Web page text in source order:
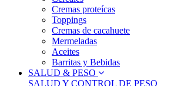
Cremas proteícas
Toppings
Cremas de cacahuete
Mermeladas
Aceites
Barritas y Bebidas
SALUD & PESO
SALUD Y CONTROL DE PESO